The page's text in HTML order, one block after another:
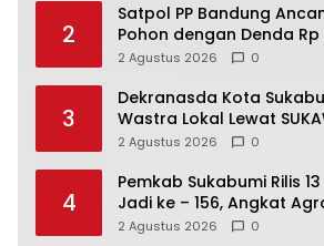
2
Satpol PP Bandung
Pohon dengan Denda Rp
Pohon dan Kewajiban
2 Agustus 2026 0
3
Dekranasda Kota
Wastra Lokal Lewat
INDONESIA
2 Agustus 2026 0
4
Pemkab Sukabumi Rilis
Jadi ke – 156, Angkat
Pariwisata
2 Agustus 2026 0